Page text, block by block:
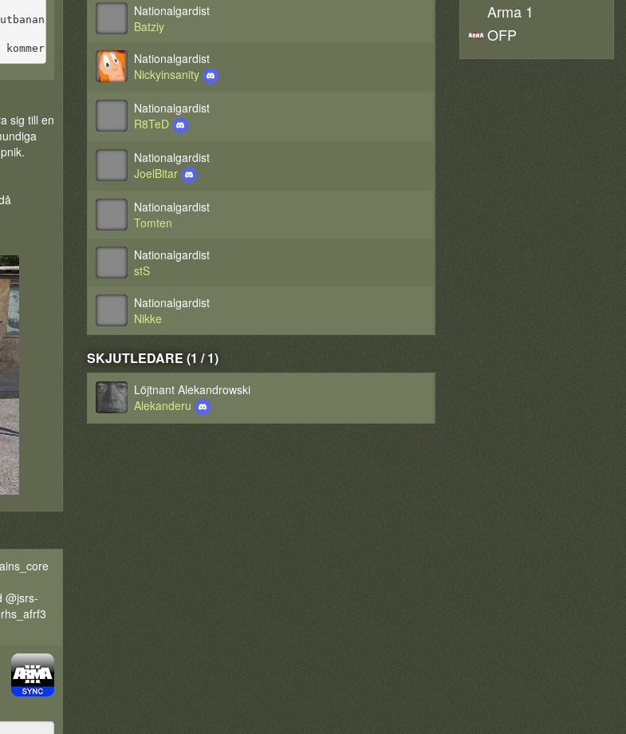
i mån av plats, annars utanför grindarna längs södra grusvägen.
kommer att omhänderta samtliga som försöker få tillträde till området utan erforderligt
sig till en
@jsrs-
Nationalgardist
Batziy
Nationalgardist
Nickyinsanity
Nationalgardist
R8TeD
Nationalgardist
JoelBitar
Nationalgardist
Tomten
Nationalgardist
stS
Nationalgardist
Nikke
SKJUTLEDARE (1 / 1)
Löjtnant Alekandrowski
Alekanderu
Arma 1
OFP